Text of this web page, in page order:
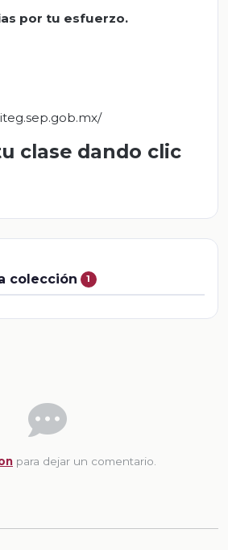
por tu esfuerzo.
clase dando clic
colección 1
para dejar un comentario.